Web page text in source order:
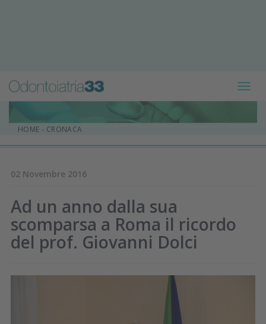
HOME - CRONACA
02 Novembre 2016
Ad un anno dalla sua
scomparsa a Roma il ricordo
del prof. Giovanni Dolci